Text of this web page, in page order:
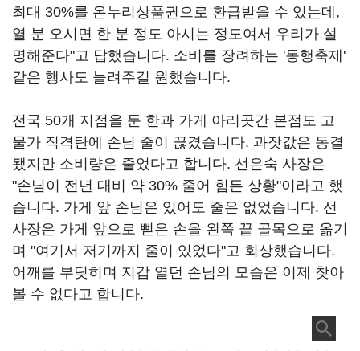
최대 30%를 온누리상품권으로 환급받을 수 있는데,
열 분 오시면 한 분 정도 아시는 정도여서 우리가 설
명해준다"고 답했습니다. 소비를 장려하는 '동행축제'
같은 행사도 늘려주길 원했습니다.
전국 50개 지점을 둔 한과 가게 아리곳간 본점도 고
물가 직격탄에 손님 줄이 끊겼습니다. 과잣값은 동결
됐지만 소비량은 줄었다고 합니다. 선은숙 사장은
"손님이 전년 대비 약 30% 줄어 힘든 상황"이라고 했
습니다. 가게 앞 손님은 있어도 줄은 없었습니다. 선
사장은 가게 앞으로 뻗은 손을 왼쪽 끝 골목으로 옮기
며 "여기서 저기까지 줄이 있었다"고 회상했습니다.
어깨를 부딪히며 지갑 열던 손님의 모습은 이제 찾아
볼 수 없다고 합니다.